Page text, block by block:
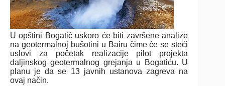
U opštini Bogatić uskoro će biti završene analize
na geotermalnoj bušotini u Bairu čime će se steći
uslovi za početak realizacije pilot projekta
daljinskog geotermalnog grejanja u Bogatiću. U
planu je da se 13 javnih ustanova zagreva na
ovaj način.